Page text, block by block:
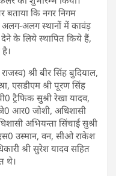
बताया कि नगर निगम
अलग-अलग स्थानों में कावंड़
देने के लिये स्थापित किये हैं,
श्री बीर सिंह बुदियाल,
एसडीएम श्री पूरण सिंह
ट्रैफिक सुश्री रेखा यादव,
जे0 आर0 जोशी, अधिशासी
अभियन्ता सिंचाई सुश्री
उस्मान, वन, सीओ राकेश
श्री सुरेश यादव सहित
थे।